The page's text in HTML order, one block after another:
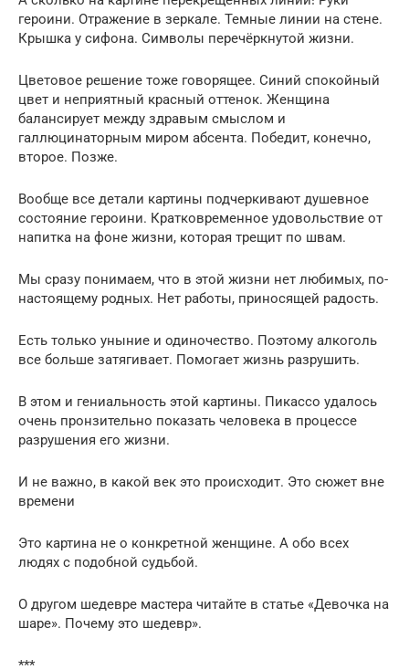
героини. Отражение в зеркале. Темные линии на стене.
Крышка у сифона. Символы перечёркнутой жизни.
Цветовое решение тоже говорящее. Синий спокойный
цвет и неприятный красный оттенок. Женщина
балансирует между здравым смыслом и
галлюцинаторным миром абсента. Победит, конечно,
второе. Позже.
Вообще все детали картины подчеркивают душевное
состояние героини. Кратковременное удовольствие от
напитка на фоне жизни, которая трещит по швам.
Мы сразу понимаем, что в этой жизни нет любимых, по-
настоящему родных. Нет работы, приносящей радость.
Есть только уныние и одиночество. Поэтому алкоголь
все больше затягивает. Помогает жизнь разрушить.
В этом и гениальность этой картины. Пикассо удалось
очень пронзительно показать человека в процессе
разрушения его жизни.
И не важно, в какой век это происходит. Это сюжет вне
времени
Это картина не о конкретной женщине. А обо всех
людях с подобной судьбой.
О другом шедевре мастера читайте в статье «Девочка на
шаре». Почему это шедевр».
***